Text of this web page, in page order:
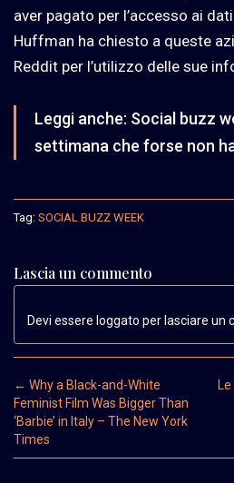
aver pagato per l’accesso ai
Huffman ha chiesto a queste
Reddit per l’utilizzo delle sue
Leggi anche: Social buzz
settimana che forse non
Tag: SOCIAL BUZZ WEEK
Lascia un commento
Devi essere loggato per lasciare un
Post navigation
← Why a Black-and-White
Feminist Film Was Bigger Than
‘Barbie’ in Italy – The New York
Times